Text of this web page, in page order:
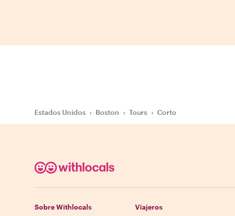
Estados Unidos › Boston › Tours › Corto
Sobre Withlocals
Viajeros